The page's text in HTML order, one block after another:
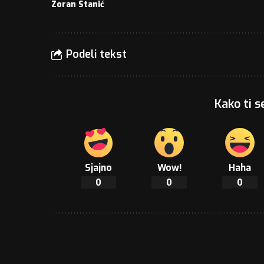
Zoran Stanić
Podeli tekst
Kako ti
Sjajno
0
Wow!
0
Haha
0